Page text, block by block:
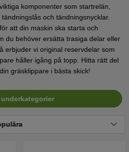
komponenter som startrelän,
och tändningsnycklar.
att din maskin ska starta och
du behöver ersätta trasiga delar eller
erbjuder vi original reservdelar som
håller igång på topp. Hitta rätt del
gräsklippare i bästa skick!
underkategorier